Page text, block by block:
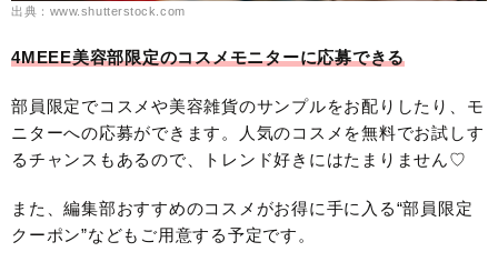
出典：www.shutterstock.com
4MEEE美容部限定のコスメモニターに応募できる
部員限定でコスメや美容雑貨のサンプルをお配りしたり、モ
ニターへの応募ができます。人気のコスメを無料でお試しす
るチャンスもあるので、トレンド好きにはたまりません♡
また、編集部おすすめのコスメがお得に手に入る“部員限定
クーポン”などもご用意する予定です。